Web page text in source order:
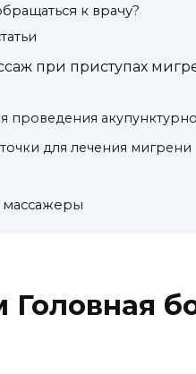
к врачу?
при приступах
проведения
для лечения мигрени